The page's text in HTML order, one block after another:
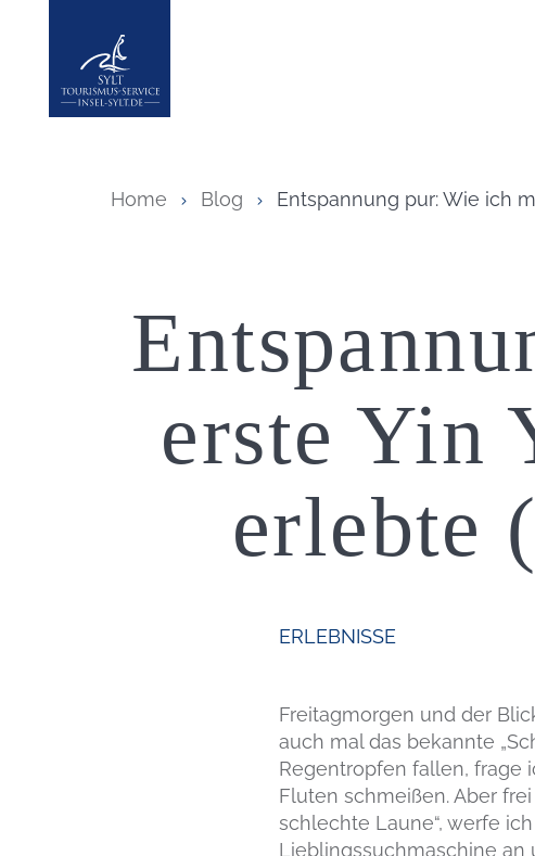
Insel Sylt
Home Blog Entspannung pur: Wie ich
erste Yin
erlebte
ERLEBNISSE
Freitagmorgen und der
auch mal das bekannte
Regentropfen fallen, frage
Fluten schmeißen. Aber
schlechte Laune“, werfe
Lieblingssuchmaschine an